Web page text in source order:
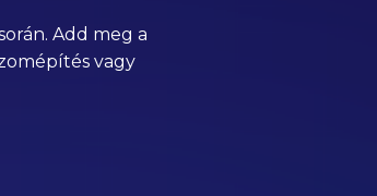
Add meg a
vagy